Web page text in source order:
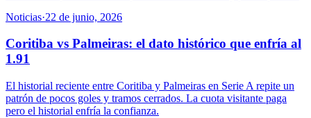
Noticias·22 de junio, 2026
Coritiba vs Palmeiras: el dato histórico que enfría al
1.91
El historial reciente entre Coritiba y Palmeiras en Serie A repite un
patrón de pocos goles y tramos cerrados. La cuota visitante paga
pero el historial enfría la confianza.